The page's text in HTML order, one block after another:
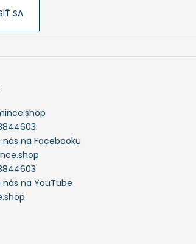
SA
nás na Facebooku
nás na YouTube